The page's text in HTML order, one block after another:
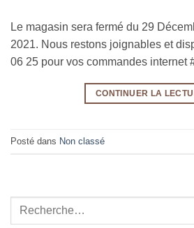
Le magasin sera fermé du 29
2021. Nous restons joignables et
06 25 pour vos commandes internet
CONTINUER LA
Posté dans Non classé